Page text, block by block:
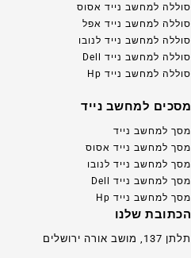
סוללה למחשב נייד אסוס
סוללה למחשב נייד אפל
סוללה למחשב נייד לנובו
סוללה למחשב נייד Dell
סוללה למחשב נייד Hp
מסכים למחשב נייד
מסך למחשב נייד
מסך למחשב נייד אסוס
מסך למחשב נייד לנובו
מסך למחשב נייד Dell
מסך למחשב נייד Hp
הכתובת שלנו
תלתן 137, מושב אורה ירושלים